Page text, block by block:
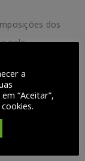
dos
pelo
pontos da
retornar à sua
Sendo um
Mas que
a
“Aceitar”,